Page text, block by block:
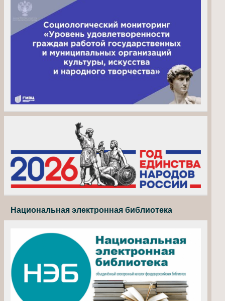
Национальная электронная библиотека